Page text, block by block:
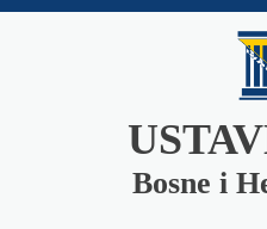
Bosne i